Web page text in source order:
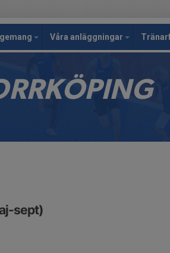
Våra anläggningar
sept)